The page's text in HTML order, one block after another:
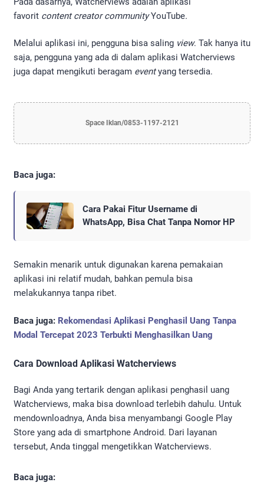
favorit content creator communityYouTube.
Melalui aplikasi ini, pengguna bisa saling view. Tak hanya itu
saja, pengguna yang ada di dalam aplikasi Watcherviews
juga dapat mengikuti beragam eventyang tersedia.
Space Iklan/0853-1197-2121
Baca juga:
Cara Pakai Fitur Username di
WhatsApp, Bisa Chat Tanpa Nomor HP
Semakin menarik untuk digunakan karena pemakaian
aplikasi ini relatif mudah, bahkan pemula bisa
melakukannya tanpa ribet.
Baca juga: Rekomendasi Aplikasi Penghasil Uang Tanpa
Modal Tercepat 2023 Terbukti Menghasilkan Uang
Cara Download Aplikasi Watcherviews
Bagi Anda yang tertarik dengan aplikasi penghasil uang
Watcherviews, maka bisa download terlebih dahulu. Untuk
mendownloadnya, Anda bisa menyambangi Google Play
Store yang ada di smartphone Android. Dari layanan
tersebut, Anda tinggal mengetikkan Watcherviews.
Baca juga: